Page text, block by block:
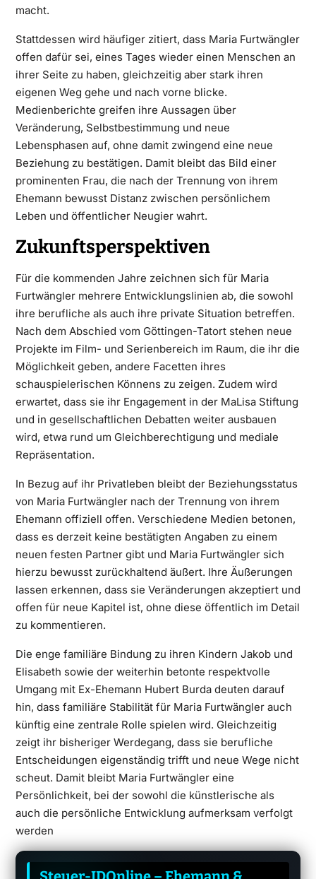
macht.
Stattdessen wird häufiger zitiert, dass Maria Furtwängler
offen dafür sei, eines Tages wieder einen Menschen an
ihrer Seite zu haben, gleichzeitig aber stark ihren
eigenen Weg gehe und nach vorne blicke.
Medienberichte greifen ihre Aussagen über
Veränderung, Selbstbestimmung und neue
Lebensphasen auf, ohne damit zwingend eine neue
Beziehung zu bestätigen. Damit bleibt das Bild einer
prominenten Frau, die nach der Trennung von ihrem
Ehemann bewusst Distanz zwischen persönlichem
Leben und öffentlicher Neugier wahrt.
Zukunftsperspektiven
Für die kommenden Jahre zeichnen sich für Maria
Furtwängler mehrere Entwicklungslinien ab, die sowohl
ihre berufliche als auch ihre private Situation betreffen.
Nach dem Abschied vom Göttingen-Tatort stehen neue
Projekte im Film- und Serienbereich im Raum, die ihr die
Möglichkeit geben, andere Facetten ihres
schauspielerischen Könnens zu zeigen. Zudem wird
erwartet, dass sie ihr Engagement in der MaLisa Stiftung
und in gesellschaftlichen Debatten weiter ausbauen
wird, etwa rund um Gleichberechtigung und mediale
Repräsentation.
In Bezug auf ihr Privatleben bleibt der Beziehungsstatus
von Maria Furtwängler nach der Trennung von ihrem
Ehemann offiziell offen. Verschiedene Medien betonen,
dass es derzeit keine bestätigten Angaben zu einem
neuen festen Partner gibt und Maria Furtwängler sich
hierzu bewusst zurückhaltend äußert. Ihre Äußerungen
lassen erkennen, dass sie Veränderungen akzeptiert und
offen für neue Kapitel ist, ohne diese öffentlich im Detail
zu kommentieren.
Die enge familiäre Bindung zu ihren Kindern Jakob und
Elisabeth sowie der weiterhin betonte respektvolle
Umgang mit Ex-Ehemann Hubert Burda deuten darauf
hin, dass familiäre Stabilität für Maria Furtwängler auch
künftig eine zentrale Rolle spielen wird. Gleichzeitig
zeigt ihr bisheriger Werdegang, dass sie berufliche
Entscheidungen eigenständig trifft und neue Wege nicht
scheut. Damit bleibt Maria Furtwängler eine
Persönlichkeit, bei der sowohl die künstlerische als
auch die persönliche Entwicklung aufmerksam verfolgt
werden